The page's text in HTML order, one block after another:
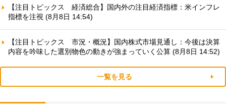
【注目トピックス 経済総合】国内外の注目経済指標：米インフレ
指標を注視 (8月8日 14:54)
【注目トピックス 市況・概況】国内株式市場見通し：今後は決算
内容を吟味した選別物色の動きが強まっていく公算 (8月8日 14:52)
一覧を見る